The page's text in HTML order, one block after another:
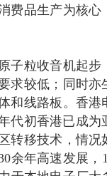
费品生产为核心
子粒收音机起步
求较低；同时亦
和线路板。香港
代初香港已成为
转移技术，情
余年高速发展，